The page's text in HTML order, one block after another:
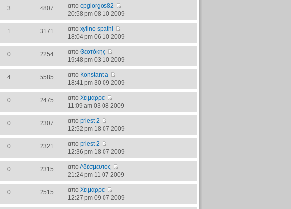
3 4807 απόepgiorgos82
20:58 pm 08 10 2009
1 3171 απόxylino spathi
18:04 pm 06 10 2009
0 2254 απόΘεοτόκης
19:48 pm 03 10 2009
4 5585 από Konstantia
18:41 pm 30 09 2009
0 2475 απόΧειμάρρα
11:09 am 03 08 2009
0 2307 απόpriest 2
12:52 pm 18 07 2009
0 2321 απόpriest 2
12:36 pm 18 07 2009
0 2315 απόΑδέσμευτος
21:24 pm 11 07 2009
0 2515 απόΧειμάρρα
12:27 pm 09 07 2009